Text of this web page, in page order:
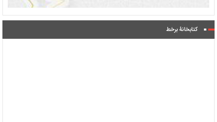
کتابخانۀ برخط